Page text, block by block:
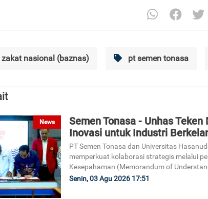
nasional (baznas) pt semen tonasa
News
Semen Tonasa - Unhas Teken
Inovasi untuk Industri
PT Semen Tonasa dan Universitas
memperkuat kolaborasi strategis melalui
Kesepahaman (Memorandum of
Senin, 03 Agu 2026 17:51